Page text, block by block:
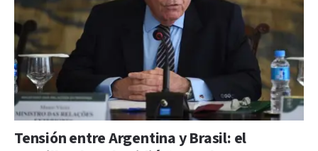
Tensión entre Argentina y Brasil: el